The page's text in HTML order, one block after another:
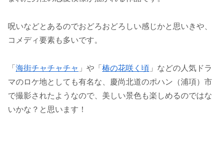
呪いなどとあるのでおどろおどろしい感じかと思いきや、
コメディ要素も多いです。
「 海街チャチャチャ 」や「 椿の花咲く頃 」などの人気ドラ
マのロケ地としても有名な、慶尚北道のポハン（浦項）市
で撮影されたようなので、美しい景色も楽しめるのではな
いかな？と思います！